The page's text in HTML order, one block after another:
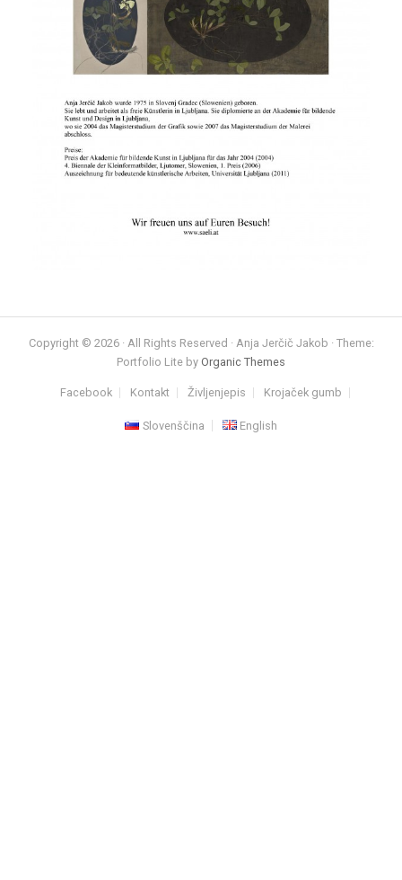
Copyright © 2026 · All Rights Reserved · Anja Jerčič Jakob · Theme:
Portfolio Lite by Organic Themes
Facebook Kontakt Življenjepis Krojaček gumb
Slovenščina English